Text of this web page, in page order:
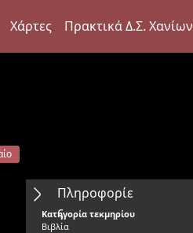
Χάρτες Πρακτικά Δ.Σ. Χανίων
Πληροφορίε
ς
Κατηγορία τεκμηρίου
Βιβλία